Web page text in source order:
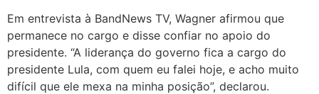
Em entrevista à BandNews TV, Wagner afirmou que
permanece no cargo e disse confiar no apoio do
presidente. “A liderança do governo fica a cargo do
presidente Lula, com quem eu falei hoje, e acho muito
difícil que ele mexa na minha posição”, declarou.